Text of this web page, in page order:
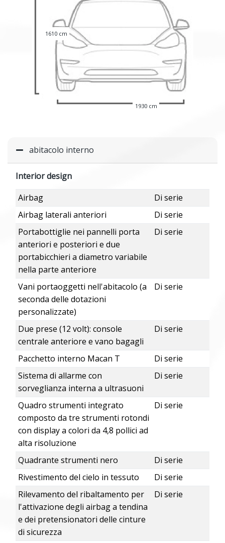
1610 cm
1930 cm
abitacolo interno
Interior design
Airbag
Di serie
Airbag laterali anteriori
Di serie
Portabottiglie nei pannelli porta
anteriori e posteriori e due
portabicchieri a diametro variabile
nella parte anteriore
Di serie
Vani portaoggetti nell'abitacolo (a
seconda delle dotazioni
personalizzate)
Di serie
Due prese (12 volt): console
centrale anteriore e vano bagagli
Di serie
Pacchetto interno Macan T
Di serie
Sistema di allarme con
sorveglianza interna a ultrasuoni
Di serie
Quadro strumenti integrato
composto da tre strumenti rotondi
con display a colori da 4,8 pollici ad
alta risoluzione
Di serie
Quadrante strumenti nero
Di serie
Rivestimento del cielo in tessuto
Di serie
Rilevamento del ribaltamento per
l'attivazione degli airbag a tendina
e dei pretensionatori delle cinture
di sicurezza
Di serie